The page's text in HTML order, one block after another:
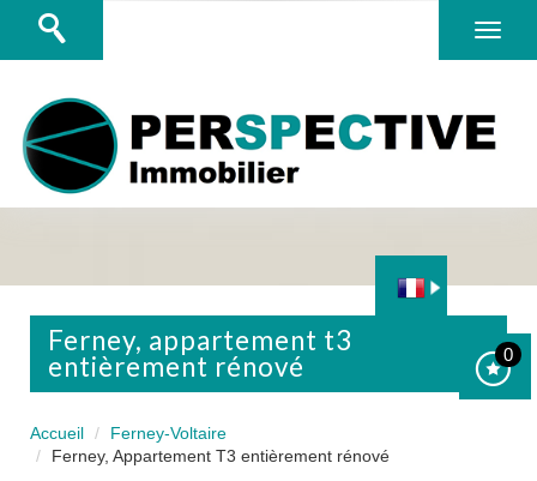
0
ferney, appartement t3
entièrement rénové
Accueil
Ferney-Voltaire
Ferney, Appartement T3 entièrement rénové